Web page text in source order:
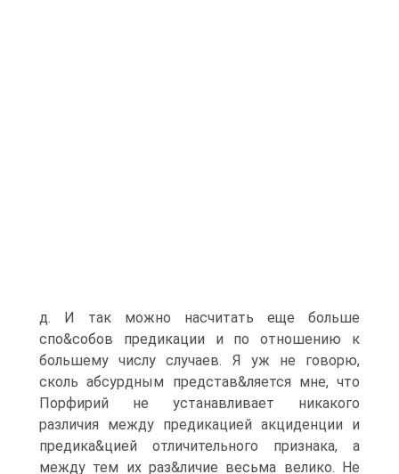
д. И так можно насчитать еще больше
спо&собов предикации и по отношению к
большему числу случаев. Я уж не говорю,
сколь абсурдным представ&ляется мне, что
Порфирий не устанавливает никакого
различия между предикацией акциденции и
предика&цией отличительного признака, а
между тем их раз&личие весьма велико. Не